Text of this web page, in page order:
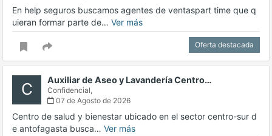
En help seguros buscamos agentes de ventaspart time que q
uieran formar parte de… Ver más
Oferta destacada
C Auxiliar de Aseo y Lavandería Centro…
Confidencial,
07 de Agosto de 2026
Centro de salud y bienestar ubicado en el sector centro-sur d
e antofagasta busca… Ver más